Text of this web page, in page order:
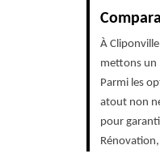
À
mettons un
Parmi les
atout non
pour